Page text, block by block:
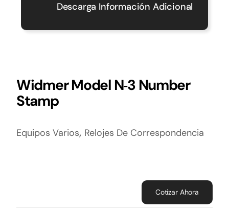
Descarga Información Adicional
Widmer Model N‑3 Number
Stamp
Equipos Varios, Relojes De Correspondencia
Cotizar Ahora